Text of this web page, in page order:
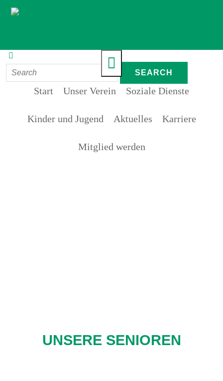
Start Unser Verein Soziale Dienste
Kinder und Jugend Aktuelles Karriere
Mitglied werden
UNSERE SENIOREN